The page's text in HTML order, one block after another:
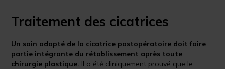
Traitement des cicatrices
Un soin adapté de la cicatrice postopératoire doit faire
partie intégrante du rétablissement après toute
chirurgie plastique. Il a été cliniquement prouvé que le